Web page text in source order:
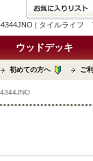
| タイルライフ
ウッドデッキ
初めての方へ ご